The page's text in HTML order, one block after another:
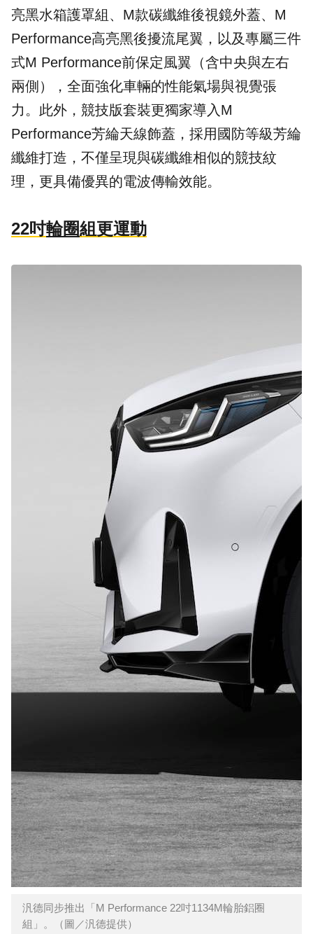
亮黑水箱護罩組、M款碳纖維後視鏡外蓋、M
Performance高亮黑後擾流尾翼，以及專屬三件
式M Performance前保定風翼（含中央與左右
兩側），全面強化車輛的性能氣場與視覺張
力。此外，競技版套裝更獨家導入M
Performance芳綸天線飾蓋，採用國防等級芳綸
纖維打造，不僅呈現與碳纖維相似的競技紋
理，更具備優異的電波傳輸效能。
22吋輪圈組更運動
汎德同步推出「M Performance 22吋1134M輪胎鋁圈
組」。（圖／汎德提供）